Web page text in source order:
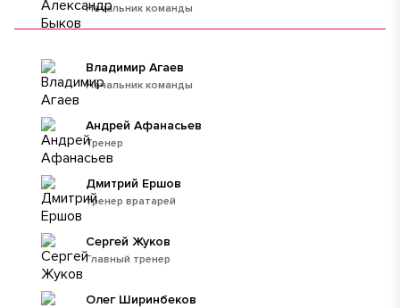
Начальник команды
Начальник команды
Владимир Агаев
Тренер
Андрей Афанасьев
тренер вратарей
Дмитрий Ершов
Главный тренер
Сергей Жуков
Олег Ширинбеков